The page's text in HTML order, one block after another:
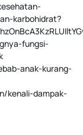
karbohidrat?
fungsi-
anak-kurang-
kenali-dampak-